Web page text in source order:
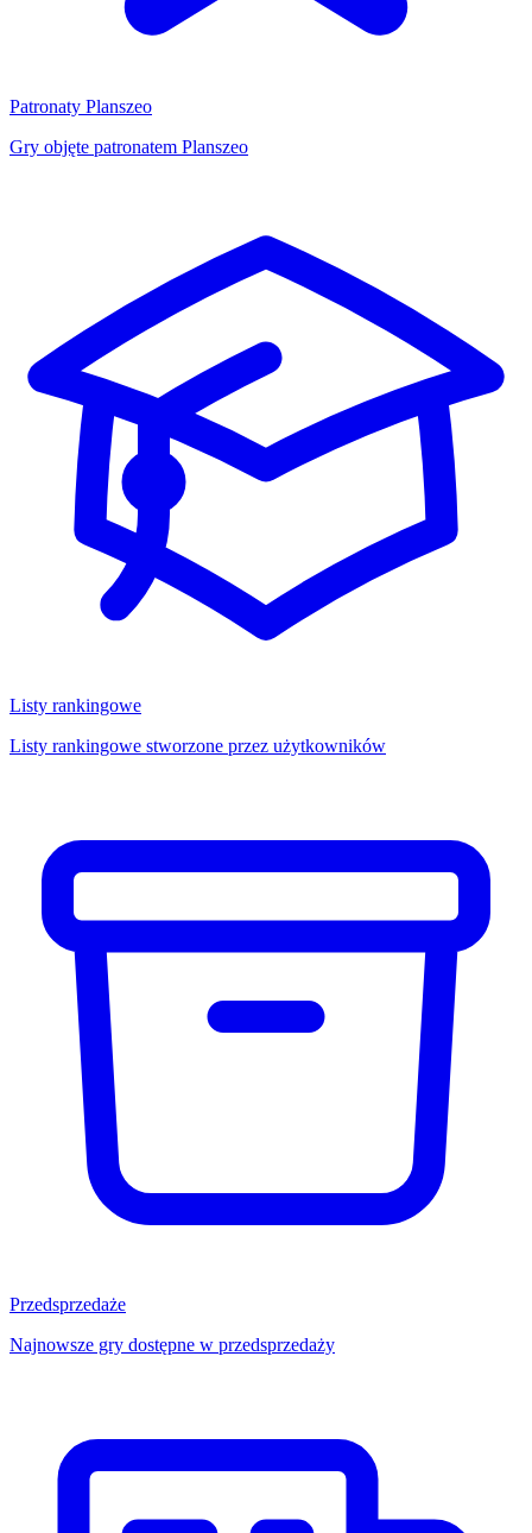
Patronaty Planszeo
Gry objęte patronatem Planszeo
Listy rankingowe
Listy rankingowe stworzone przez użytkowników
Przedsprzedaże
Najnowsze gry dostępne w przedsprzedaży